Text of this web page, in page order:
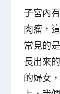
子宮內
肉瘤，
常見的
長出來
的婦女